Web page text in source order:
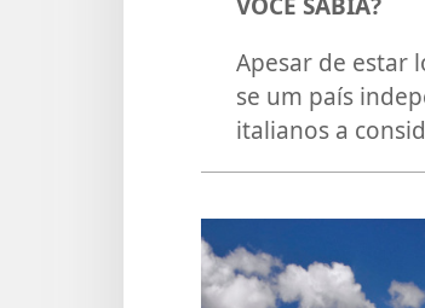
Apesar de estar
se um país
italianos a